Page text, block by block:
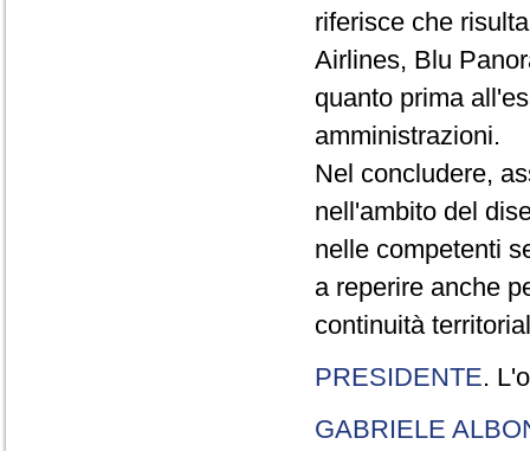
riferisce che
Airlines, Blu
quanto prima
amministrazioni.
Nel concludere,
nell'ambito del
nelle competenti
a reperire anche
continuità
PRESIDENTE.
GABRIELE